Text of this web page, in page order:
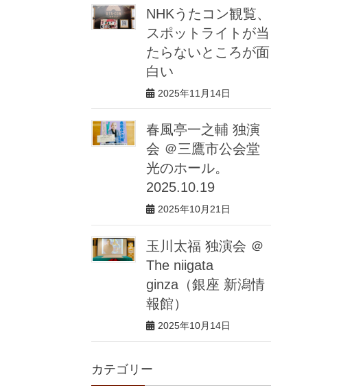
NHKうたコン観覧、
スポットライトが当
たらないところが面
白い
2025年11月14日
春風亭一之輔 独演
会 ＠三鷹市公会堂
光のホール。
2025.10.19
2025年10月21日
玉川太福 独演会 ＠
The niigata
ginza（銀座 新潟情
報館）
2025年10月14日
カテゴリー